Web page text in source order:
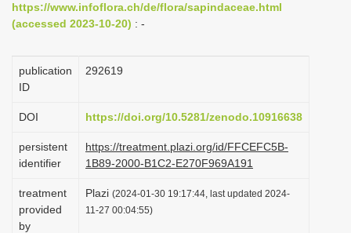
g
t
o
https://www.infoflora.ch/de/flora/sapindaceae.html
(accessed 2023-10-20) : -
publication
ID
292619
DOI https://doi.org/10.5281/zenodo.10916638
persistent
identifier
https://treatment.plazi.org/id/FFCEFC5B-
1B89-2000-B1C2-E270F969A191
treatment
provided
by
Plazi (2024-01-30 19:17:44, last updated 2024-
11-27 00:04:55)